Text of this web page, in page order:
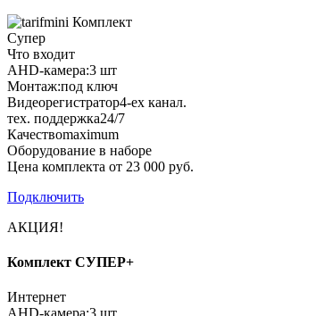
Комплект
Супер
Что входит
AHD-камера:3 шт
Монтаж:под ключ
Видеорегистратор4-ех канал.
тех. поддержка24/7
Качествоmaximum
Оборудование в наборе
Цена комплекта от 23 000 руб.
Подключить
АКЦИЯ!
Комплект СУПЕР+
Интернет